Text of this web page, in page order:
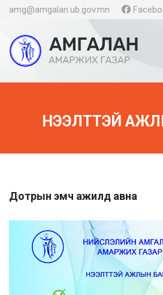
amg@amgalan.ub.gov.mn
НЭЭЛТТЭЙ
Дотрын эмч ажилд авна